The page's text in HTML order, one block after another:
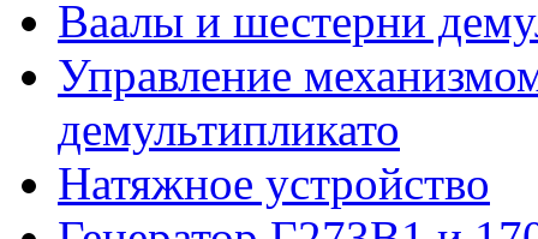
Ваалы и шестерни
Управление
демультипликато
Натяжное устройство